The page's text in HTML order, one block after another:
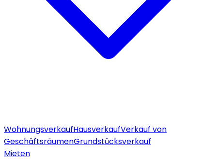
WohnungsverkaufHausverkaufVerkauf von
GeschäftsräumenGrundstücksverkauf
Mieten